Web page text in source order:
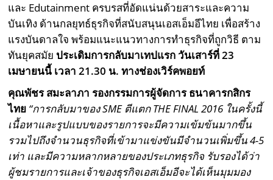
และ Edutainment ครบรสที่อัดแน่นด้วยสาระและความ
บันเทิง ด้านกลยุทธ์ธุรกิจที่สนับสนุนเอสเอ็มอีไทย เพื่อสร้าง
แรงบันดาลใจ พร้อมแนะแนวทางการทำธุรกิจที่ถูกวิธี ตาม
ทันยุคสมัยประเดิมการกลับมาเทปแรก วันเสาร์ที่ 23
เมษายนนี้ เวลา 21.30 น. ทางช่องเวิร์คพอยท์
คุณพัชร สมะลาภา รองกรรมการผู้จัดการ ธนาคารกสิกร
ไทย “การกลับมาของ SME ตีแตก THE FINAL 2016 ในครั้งนี้
เนื้อหาและรูปแบบของรายการจะมีความเข้มข้นมากขึ้น
รวมไปถึงจำนวนธุรกิจที่เข้ามาแข่งขันมีจำนวนเพิ่มขึ้น 4-5
เท่า และมีความหลากหลายของประเภทธุรกิจ รับรองได้ว่า
ผู้ชมรายการและเจ้าของธุรกิจเอสเอ็มอีจะได้เห็นมุมมอง